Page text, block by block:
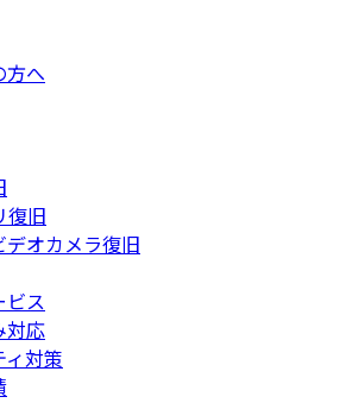
方へ
復旧
デオカメラ復旧
ビス
対応
ィ対策